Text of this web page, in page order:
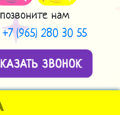
позвоните нам
+7 (965) 280 30 55
ЗВОНОК